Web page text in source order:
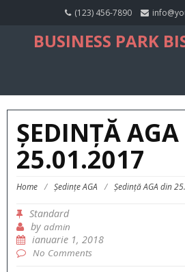
(123) 456-7890
BUSINESS PARK
ȘEDINȚĂ
25.01.2017
Home / Ședințe AGA / Ședință AGA din
Standard
by admin
ianuarie 1, 2018
No Comments